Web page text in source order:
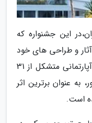
این جشنواره که
آثار و طراحی های خود
را ارائه نموده اند، طرح یک مجتمع آپارتمانی متشکل از 31
به عنوان برترین اثر